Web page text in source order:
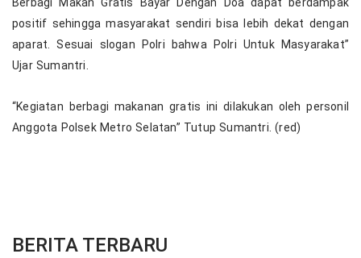
positif sehingga masyarakat sendiri bisa lebih dekat dengan
aparat. Sesuai slogan Polri bahwa Polri Untuk Masyarakat”
Ujar Sumantri.
“Kegiatan berbagi makanan gratis ini dilakukan oleh personil
Anggota Polsek Metro Selatan” Tutup Sumantri. (red)
BERITA TERBARU